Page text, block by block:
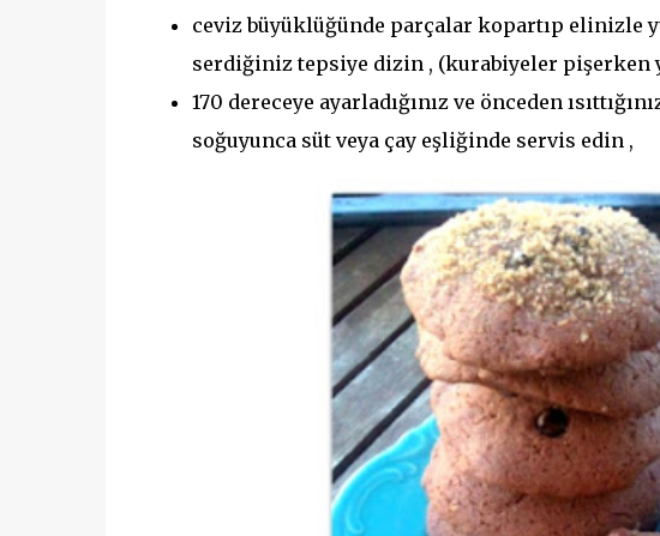
ceviz büyüklüğünde parçalar kopartıp elinizle
serdiğiniz tepsiye dizin , (kurabiyeler pişerken
170 dereceye ayarladığınız ve önceden
soğuyunca süt veya çay eşliğinde servis edin ,